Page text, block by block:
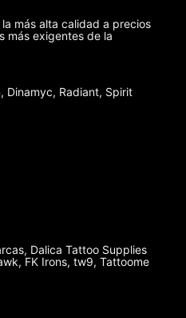
más alta calidad a precios
más exigentes de la
Dinamyc, Radiant, Spirit
Dalica Tattoo Supplies
FK Irons, tw9, Tattoome